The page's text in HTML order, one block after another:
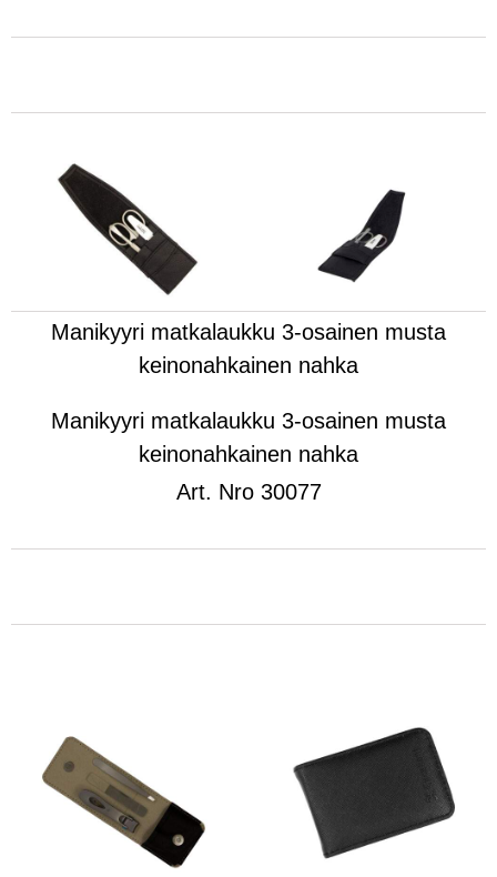
Manikyyri matkalaukku 3-osainen musta
keinonahkainen nahka
Manikyyri matkalaukku 3-osainen musta
keinonahkainen nahka
Art. Nro 30077